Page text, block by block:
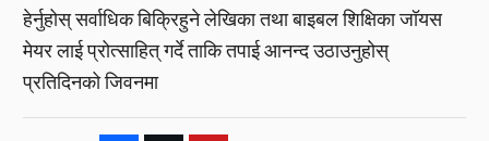
हेर्नुहोस् सर्वाधिक बिक्रिहुने लेखिका तथा बाइबल शिक्षिका जॉयस
मेयर लाई प्रोत्साहित् गर्दे ताकि तपाई आनन्द उठाउनुहोस्
प्रतिदिनको जिवनमा